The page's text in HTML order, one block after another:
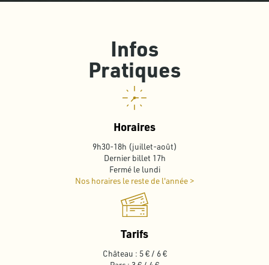
Infos
Pratiques
Horaires
9h30-18h (juillet-août)
Dernier billet 17h
Fermé le lundi
Nos horaires le reste de l'année >
Tarifs
Château : 5 € / 6 €